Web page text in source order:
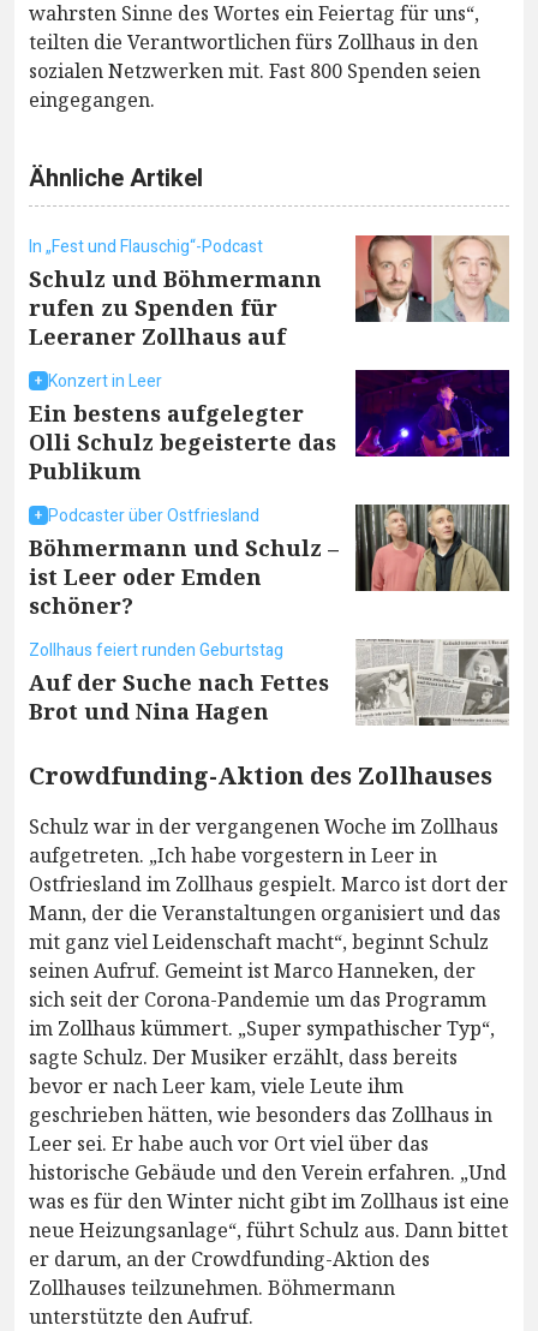
wahrsten Sinne des Wortes ein Feiertag für uns“,
teilten die Verantwortlichen fürs Zollhaus in den
sozialen Netzwerken mit. Fast 800 Spenden seien
eingegangen.
Ähnliche Artikel
In „Fest und Flauschig“-Podcast
Schulz und Böhmermann
rufen zu Spenden für
Leeraner Zollhaus auf
Konzert in Leer
Ein bestens aufgelegter
Olli Schulz begeisterte das
Publikum
Podcaster über Ostfriesland
Böhmermann und Schulz –
ist Leer oder Emden
schöner?
Zollhaus feiert runden Geburtstag
Auf der Suche nach Fettes
Brot und Nina Hagen
Crowdfunding-Aktion des Zollhauses
Schulz war in der vergangenen Woche im Zollhaus
aufgetreten. „Ich habe vorgestern in Leer in
Ostfriesland im Zollhaus gespielt. Marco ist dort der
Mann, der die Veranstaltungen organisiert und das
mit ganz viel Leidenschaft macht“, beginnt Schulz
seinen Aufruf. Gemeint ist Marco Hanneken, der
sich seit der Corona-Pandemie um das Programm
im Zollhaus kümmert. „Super sympathischer Typ“,
sagte Schulz. Der Musiker erzählt, dass bereits
bevor er nach Leer kam, viele Leute ihm
geschrieben hätten, wie besonders das Zollhaus in
Leer sei. Er habe auch vor Ort viel über das
historische Gebäude und den Verein erfahren. „Und
was es für den Winter nicht gibt im Zollhaus ist eine
neue Heizungsanlage“, führt Schulz aus. Dann bittet
er darum, an der Crowdfunding-Aktion des
Zollhauses teilzunehmen. Böhmermann
unterstützte den Aufruf.